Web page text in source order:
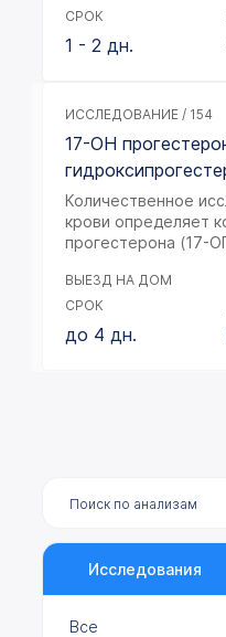
СРОК
1 - 2 дн.
ИССЛЕДОВАНИЕ / 154
17-ОН
Количественное
крови определяет
прогестерона (17-
ВЫЕЗД НА ДОМ
СРОК
до 4 дн.
Исследования
Все